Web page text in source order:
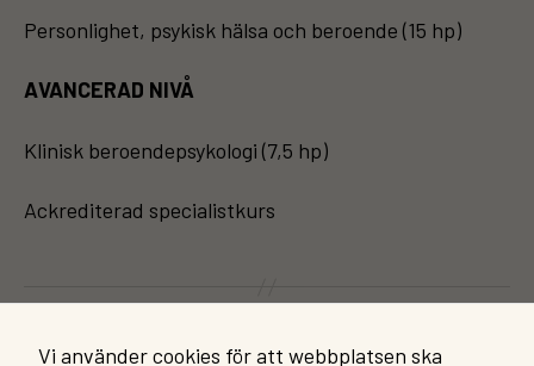
Personlighet, psykisk hälsa och beroende (15 hp)
AVANCERAD NIVÅ
Klinisk beroendepsykologi (7,5 hp)
Ackrediterad specialistkurs
Vi använder cookies för att webbplatsen ska